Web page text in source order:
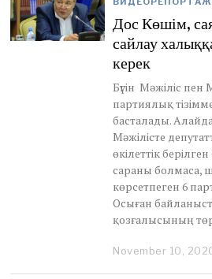
Дос Көшім,
сайлау
керек
Бүгін Мәжіліс
партиялық
басталады.
Мәжілісте
өкілеттік
сараны болмаса,
көрсетпеген 6
Осыған
қозғалысының
November 10,